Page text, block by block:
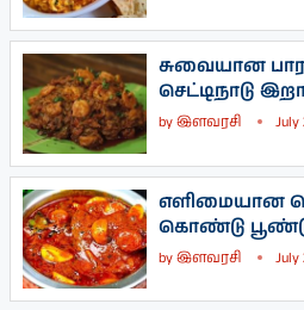
சுவையான
செட்டிநாடு
byஇளவரசி July
எளிமையான
கொண்டு பூண்டு
byஇளவரசி July